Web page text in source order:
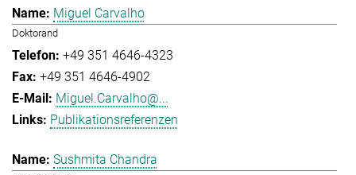
Miguel Carvalho
Doktorand
+49 351 4646-4323
+49 351 4646-4902
Miguel.Carvalho@...
Publikationsreferenzen
Sushmita Chandra